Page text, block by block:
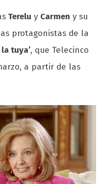
Terelu y Carmen y su
protagonistas de la
la tuya’, que Telecinco
a partir de las